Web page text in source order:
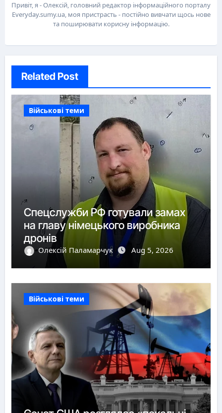
Привіт, я - Олексій, головний редактор інформаційного порталу
Everyday.sumy.ua, моя пристрасть - постійно вивчати щось нове
та поширювати корисну інформацію.
Related Post
Військові теми
Спецслужби РФ готували замах
на главу німецького виробника
дронів
Олексій Паламарчук Aug 5, 2026
Військові теми